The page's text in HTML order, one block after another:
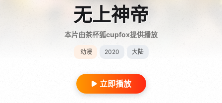
无上神帝
本片由茶杯狐cupfox提供播放
动漫 2020 大陆
立即播放